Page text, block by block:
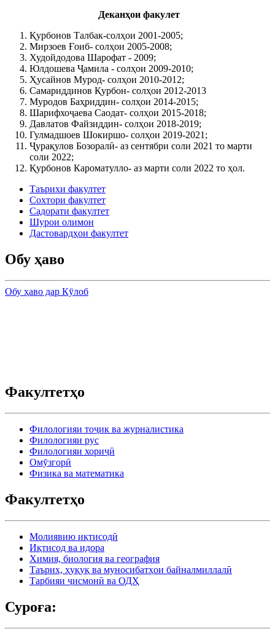
Деканҳои факулет
Қурбонов Талбак-солҳои 2001-2005;
Мирзоев Ғоиб- солҳои 2005-2008;
Худойдодова Шарофат - 2009;
Юлдошева Ҷамила - солҳои 2009-2010;
Ҳусайнов Мурод- солҳои 2010-2012;
Самариддинов Қурбон- солҳои 2012-2013
Муродов Баҳриддин- солҳои 2014-2015;
Шарифхоҷаева Саодат- солҳои 2015-2018;
Давлатов Файзиддин- солҳои 2018-2019;
Гулмадшоев Шокиршо- солҳои 2019-2021;
Ҷурақулов Бозоралӣ- аз сентябри соли 2021 то марти
соли 2022;
Қурбонов Кароматулло- аз марти соли 2022 то ҳол.
Таърихи факултет
Сохтори факултет
Садорати факултет
Шурои олимон
Дастовардҳои факултет
Обу ҳаво
Обу ҳаво дар Кӯлоб
Факултетҳо
Филологияи тоҷик ва журналистика
Филологияи рус
Филологияи хориҷӣ
Омӯзгорӣ
Физика ва математика
Факултетҳо
Молиявию иқтисодӣ
Иқтисод ва идора
Химия, биология ва география
Таърих, ҳуқуқ ва муносибатҳои байналмиллалӣ
Тарбияи ҷисмонӣ ва ОДҲ
Суроға: